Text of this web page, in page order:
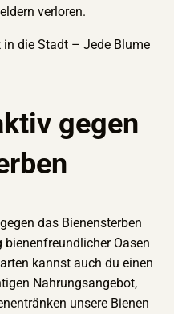
verloren.
die Stadt – Jede Blume
gegen
das Bienensterben
Oasen
kannst auch du einen
Nahrungsangebot,
unsere Bienen